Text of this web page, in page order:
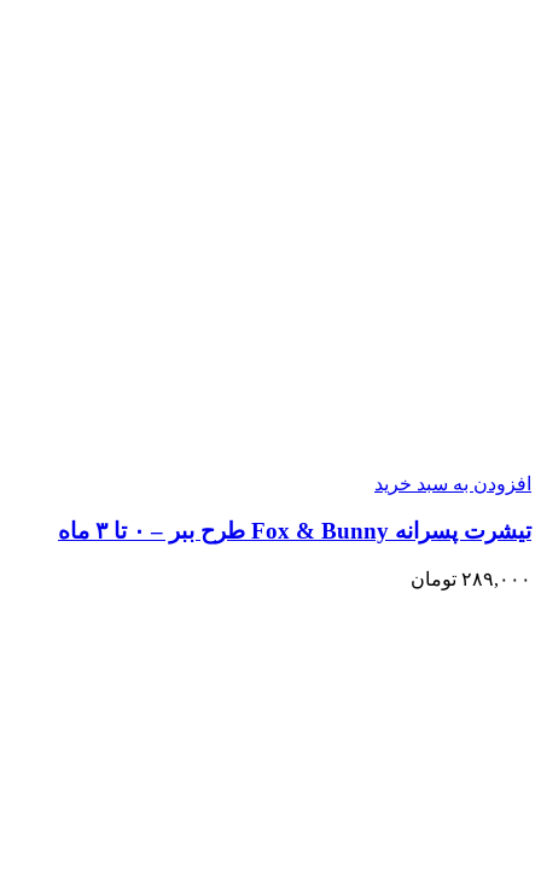
افزودن به سبد خرید
تیشرت پسرانه Fox & Bunny طرح ببر – ۰ تا ۳ ماه
۲۸۹,۰۰۰ تومان